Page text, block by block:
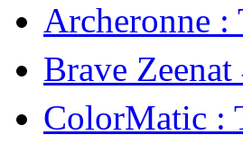
Archeronne :
Brave
ColorMatic :